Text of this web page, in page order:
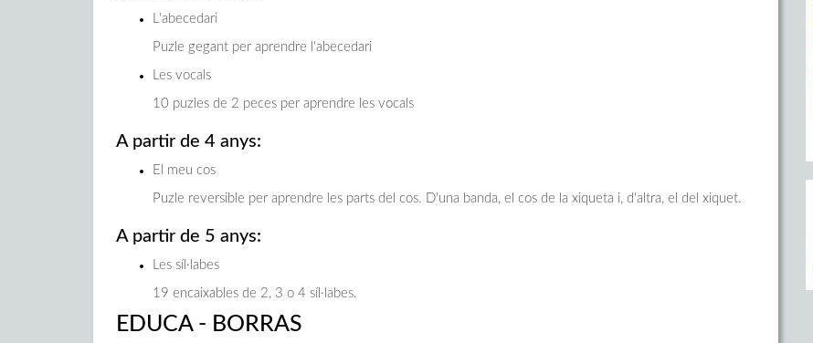
L'abecedari
Puzle gegant per aprendre l'abecedari
Les vocals
10 puzles de 2 peces per aprendre les vocals
A partir de 4 anys:
El meu cos
Puzle reversible per aprendre les parts del cos. D'una banda, el cos de la xiqueta i, d'altra, el del xiquet.
A partir de 5 anys:
Les síl·labes
19 encaixables de 2, 3 o 4 síl·labes.
EDUCA - BORRAS